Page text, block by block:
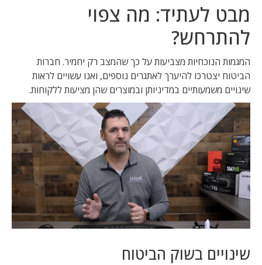
מבט לעתיד: מה צפוי
להתרחש?
המגמות הנוכחיות מצביעות על כך שהמצב רק יחמיר. חברות
הביטוח יצטרכו להיערך לאתגרים נוספים, ואנו עשויים לראות
שינויים משמעותיים במדיניותן ובמוצרים שהן מציעות ללקוחות.
שינויים בשוק הביטוח